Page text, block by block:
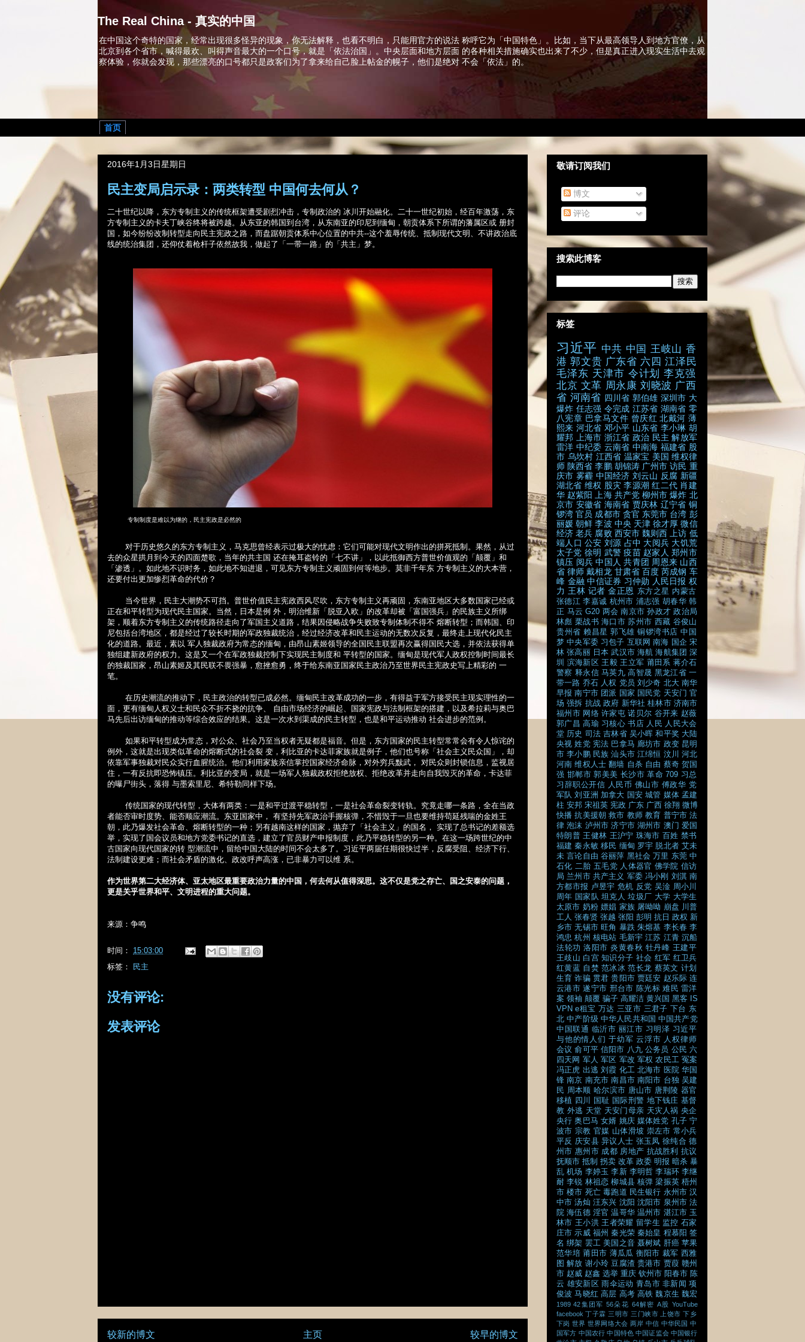
The Real China - 真实的中国
在中国这个奇特的国家，经常出现很多怪异的现象，你无法解释，也看不明白，只能用官方的说法 称呼它为「中国特色」。比如，当下从最高领导人到地方官僚，从
北京到各个省市，喊得最欢、叫得声音最大的一个口号，就是「依法治国」。中央层面和地方层面 的各种相关措施确实也出来了不少，但是真正进入现实生活中去观
察体验，你就会发现，那些漂亮的口号都只是政客们为了拿来给自己脸上帖金的幌子，他们是绝对 不会「依法」的。
首页
2016年1月3日星期日
民主变局启示录：两类转型 中国何去何从？
二十世纪以降，东方专制主义的传统框架遭受剧烈冲击，专制政治的 冰川开始融化。二十一世纪初始，经百年激荡，东
方专制主义的卡夫丁峡谷终将被跨越。从东亚的韩国到台湾，从东南亚的印尼到缅甸，朝贡体系下所谓的藩属区或 册封
国，如今纷纷改制转型走向民主宪政之路，而盘踞朝贡体系中心位置的中共--这个羞辱传统、抵制现代文明、不讲政治底
线的统治集团，还仰仗着枪杆子依然故我，做起了「一带一路」的「共主」梦。
专制制度是难以为继的，民主宪政是必然的
对于历史悠久的东方专制主义，马克思曾经表示过极大的忧虑：它们可能对现代文明作出的拼死抵制。果然，从过
去的众星拱月到今天的四面楚歌，当年的共主国 还在掩耳盗铃的「七不讲」，以此抵御西方普世价值观的「颠覆」和
「渗透」。如此地不识时务，如此地不知进退，可见东方专制主义顽固到何等地步。莫非千年东 方专制主义的大本营，
还要付出更加惨烈革命的代价？
当今世界，民主大潮势不可挡。普世价值民主宪政西风尽吹，东方专制主义再顽固，东南亚地区大多数国家已经或
正在和平转型为现代民主国家。当然，日本是例 外，明治维新「脱亚入欧」的改革却被「富国强兵」的民族主义所绑
架，顺着东方专制主义的传统路径走向了军国主义道路，结果因侵略战争失败致专制体制不得不 熔断转型；而韩国、印
尼包括台湾地区，都是经过了较长时期的军政独裁统治，经过经济改革和民主运动的无数次反复，最终走上现代化民主
化的道路。最近，素以 军人独裁政府为常态的缅甸，由昂山素姬领导的全国民主联盟再次赢得国民大选，并依法获得单
独组建新政府的权力。这是又一个在军政独裁控制下实现民主制度和 平转型的国家。缅甸是现代军人政权控制时间最长
的独裁国家，昂山素姬及其民联不畏强暴，愈挫愈勇，终于给东南亚国家民主政治乃至世界民主宪政史写上精彩的 一
笔。
在历史潮流的推动下，民主政治的转型已成必然。缅甸民主改革成功的一步，有得益于军方接受民主现实理性的一
面，更有缅甸人权义士和民众不折不挠的抗争、 自由市场经济的崛起、国家宪政与法制框架的搭建，以及希拉莉与奥巴
马先后出访缅甸的推动等综合效应的结果。这是一次水到渠成的民主转型，也是和平运动推动 社会进步的范例。
如果和平转型成为常态，对公众、社会乃至当权者无疑都是福音。但是，东方国家的民主转型常常会有令人惊诧的
例外，这就是出现类似革命的熔断式的社会裂 变，利比亚的卡达菲家族就是例子，他们也号称「社会主义民众国」，却
依靠军事独裁对民众实行血腥统治。他们利用家族亲信掌控国家经济命脉，对外穷兵黩武， 对民众则封锁信息，监视居
住，一有反抗即恐怖镇压。利比亚的变局，就是一场军人独裁政权拒绝放权、拒绝改革并走向自我毁灭的革命，卡达菲
的曝尸街头，落得 与墨索里尼、希特勒同样下场。
传统国家的现代转型，大体有两类：一是和平过渡平稳转型，一是社会革命裂变转轨。究竟走哪一条路，全在当政
者能否审时度势、能否顺应潮流。东亚国家中， 有坚持先军政治手握核弹，不惜毁于一旦也要维持苟延残喘的金姓王
朝，此乃爆发社会革命、熔断转型的一种；另有越南这样的国家，抛弃了「社会主义」的国名， 实现了总书记的差额选
举，实现了国会议员和地方党委书记的直选，建立了官员财产申报制度，此乃平稳转型的另一种。在这一场跨世纪的中
古国家向现代国家的转 型潮流中，留给中国大陆的时间不会太多了。习近平两届任期很快过半，反腐受阻、经济下行、
法制建设更难；而社会矛盾的激化、政改呼声高涨，已非暴力可以维 系。
作为世界第二大经济体、亚太地区最重要政治力量的中国，何去何从值得深思。这不仅是党之存亡、国之安泰的问题，
更是关乎世界和平、文明进程的重大问题。
来源：争鸣
时间： 15:03:00
标签： 民主
没有评论:
发表评论
较新的博文 较早的博文
主页
敬请订阅我们
博文
评论
搜索此博客
标签
习近平 中共 中国 王岐山 香
港 郭文贵 广东省 六四 江泽民
毛泽东 天津市 令计划 李克强
北京 文革 周永康 刘晓波 广西
省 河南省 四川省 郭伯雄 深圳市 大
爆炸 任志强 令完成 江苏省 湖南省 零
八宪章 巴拿马文件 曾庆红 北戴河 薄
熙来 河北省 邓小平 山东省 李小琳 胡
耀邦
上海市 浙江省 政治 民主 解放军
雷洋 中纪委 云南省 中南海 福建省 股
市 乌坎村 江西省 温家宝 美国 维权律
师 陕西省 李鹏 胡锦涛 广州市 访民 重
庆市 雾霾 中国经济 刘云山 反腐 新疆
湖北省 维权 股灾 李源潮 红二代 肖建
华 赵紫阳 上海 共产党 柳州市 爆炸 北
京市 安徽省 海南省 贾庆林 辽宁省 铜
锣湾 官员 成都市 贪官 东莞市 台湾 彭
丽媛 朝鲜 李波 中央 天津 徐才厚 微信
经济 老兵 腐败 西安市 魏则西 上访 低
端人口 公安 刘源 占中 大阅兵 大饥荒
太子党 徐明 武警 疫苗 赵家人 郑州市
镇压 阅兵 中国人 共青团 周恩来 山西
省 律师 戴相龙 甘肃省 百度 芮成钢 车
峰 金融 中信证券 习仲勋 人民日报 权
力 王林 记者 金正恩 东方之星 内蒙古
张德江 李嘉诚 杭州市 浦志强 胡春华 韩
正 马云 G20 两会 南京市 孙政才 政治局
林彪 栗战书 海口市 苏州市 西藏 谷俊山
贵州省 赖昌星 郭飞雄 铜锣湾书店 中国
梦 中央军委 习包子 互联网 南海 国企 宋
林 张高丽 日本 武汉市 海航 海航集团 深
圳
滨海新区 王毅 王立军 莆田系 蒋介石
警察 释永信 马英九 高智晟 黑龙江省 一
带一路 乔石 人权 党员 刘少奇 北大 南华
早报 南宁市 团派 国家 国民党 天安门 官
场 强拆 抗战 政府 新华社 桂林市 济南市
福州市 网络 许家屯 诺贝尔 谷开来 赵薇
郭广昌 高瑜 习核心 书店 人民 人民大会
堂 历史 司法 吉林省 吴小晖 和平奖 大陆
央视 姓党 宪法 巴拿马 廊坊市 政变 昆明
市 李小鹏 民族 汕头市 江绵恒 汶川
河北
河南 维权人士 翻墙 自杀 自由 蔡奇 贺国
强 邯郸市 郭美美 长沙市 革命 709 习总
习辞职公开信 人民币 佛山市 傅政华 党
军队 刘亚洲 加拿大 国安 城管 媒体 孟建
柱 安邦 宋祖英 宪政 广东 广西 徐翔 微博
快播 抗美援朝 救市 教师 教育 普宁市 法
律 泡沫 泸州市 济宁市 湖州市 澳门 爱国
特朗普 王健林 王沪宁 珠海市 百姓 禁书
福建 秦永敏 移民 缅甸 罗宇 脱北者 艾未
未 言论自由 谷丽萍 黑社会 万里 东莞 中
石化 二胎 五毛党 人体器官 佛学院 信访
局 兰州市 共产主义 军委 冯小刚 刘淇 南
方都市报 卢昱宇 危机 反党 吴淦 周小川
周年 国家队 坦克人 垃圾厂 大学 大学生
太原市 奶粉 嫖娼 家族 屠呦呦 崩盘 川普
工人 张春贤 张越 张阳 彭明 抗日 政权 新
乡市 无锡市 旺角 暴跌 朱熔基 李长春 李
鸿忠 杭州 核电站 毛新宇 江苏 江青 沉船
法轮功 洛阳市 炎黄春秋 牡丹峰 王建平
王歧山 白宫 知识分子 社会 红军 红卫兵
红黄蓝 自焚 范冰冰 范长龙 蔡英文 计划
生育 诈骗 贯君 贵阳市 贾廷安 赵乐际 连
云港市 遂宁市 邢台市 陈光标 难民 雷洋
案 领袖 颠覆 骗子 高耀洁 黄兴国 黑客
IS
VPN e租宝 万达 三亚市 三君子 下台 东
北 中产阶级 中华人民共和国 中国共产党
中国联通 临沂市 丽江市 习明泽 习近平
与他的情人们 于幼军 云浮市 人权律师
会议 俞可平 信阳市 八九 公务员 公民 六
四天网 军人 军区 军改 军权 农民工 冤案
冯正虎 出逃 刘霞 化工 北海市 医院 华国
锋 南京 南充市 南昌市 南阳市 台独 吴建
民 周本顺 哈尔滨市 唐山市 唐荆陵 器官
移植 四川 国耻 国际刑警 地下钱庄 基督
教 外逃 天堂 天安门母亲 天灾人祸 央企
央行 奥巴马 女婿 姚庆 媒体姓党 孔子 宁
波市 宗教 官媒 山体滑坡 崇左市 常小兵
平反 庆安县 异议人士 张玉凤 徐纯合 德
州市 惠州市 成都 房地产 抗战胜利 抗议
抚顺市 抵制 拐卖 改革 政委 明报 暗杀 暴
乱 机场 李婷玉 李新 李明哲 李瑞环 李继
耐 李锐 林祖恋 柳城县 核弹 梁振英 梧州
市 楼市 死亡 毒跑道 民生银行 永州市 汉
中市 汤灿 汪东兴 沈阳 沈阳市 泉州市 法
院 海伍德 淫官 温哥华 温州市 湛江市 玉
林市 王小洪 王者荣耀 留学生 监控 石家
庄市 示威 福州 秦光荣 秦始皇 程慕阳 签
名 绑架 罢工 美国之音 聂树斌 肝癌 苹果
范华培 莆田市 薄瓜瓜 衡阳市 裁军 西雅
图 解放 谢小玲 豆腐渣 贵港市 贾葭 赣州
市 赵威 赵鑫 选举 重庆 钦州市 阳春市 陈
云 雄安新区 雨伞运动 青岛市 非新闻 项
俊波 马晓红 高层 高考 高铁 魏京生 魏宏
1989 42集团军 56朵花 64解密 A股 YouTube
facebook 丁子霖 三明市 三门峡市 上饶市 下乡
下岗 世界 世界网络大会 两岸 中信 中华民国 中
国军方 中国农行 中国特色 中国证监会 中国银行